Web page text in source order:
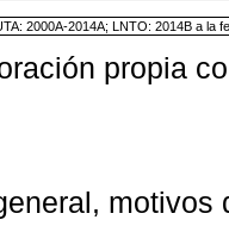
2000A-2014A; LNTO: 2014B a la
propia
motivos